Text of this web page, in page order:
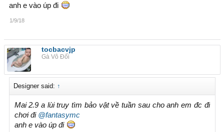
anh e vào úp đi
1/9/18
tocbacvjp
Gà Vô Đối
Designer said: ↑
Mai 2.9 a lùi truy tìm bảo vật về tuần sau cho anh em đc đi
chơi đi @fantasymc
anh e vào úp đi